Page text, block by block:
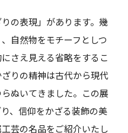
の表現」があります。幾
自然物をモチーフとしつ
さえ見える省略をするこ
りの精神は古代から現代
ぬいてきました。この展
、信仰をかざる装飾の美
芸の名品をご紹介いたし